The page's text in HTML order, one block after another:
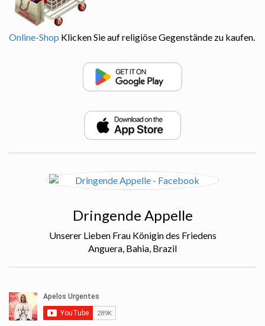
Online-Shop Klicken Sie auf religiöse Gegenstände zu kaufen.
Dringende Appelle
Unserer Lieben Frau Königin des Friedens
Anguera, Bahia, Brazil